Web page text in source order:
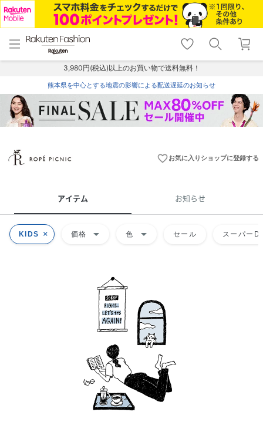
menu home
トップ
shopping_cart lock_outline
ログイン
3,980円(税込)以上のお買い物で送料無料！
熊本県を中心とする地震の影響による配送遅延のお知らせ
favorite_borderお気に入りショップに登録する
アイテム お知らせ
KIDS 価格 arrow_drop_down 色 arrow_drop_down セール スーパー